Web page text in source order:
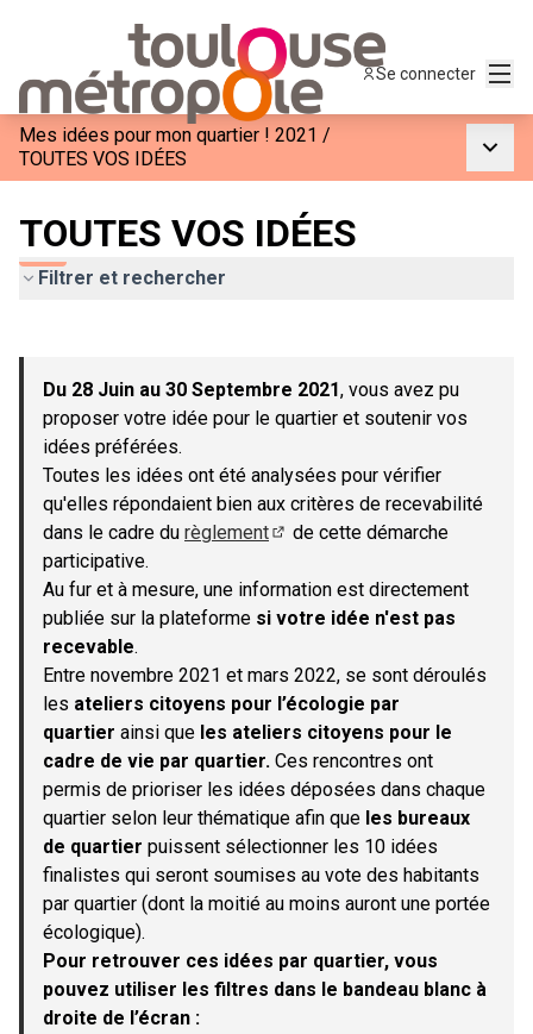
Se connecter
Mes idées pour mon quartier ! 2021 /
TOUTES VOS IDÉES
TOUTES VOS IDÉES
Filtrer et rechercher
−
Du 28 Juin au 30 Septembre 2021, vous avez pu
proposer votre idée pour le quartier et soutenir vos
idées préférées.
Toutes les idées ont été analysées pour vérifier
qu'elles répondaient bien aux critères de recevabilité
dans le cadre du règlement
de cette démarche
participative.
Au fur et à mesure, une information est directement
publiée sur la plateforme si votre idée n'est pas
recevable.
Entre novembre 2021 et mars 2022, se sont déroulés
les ateliers citoyens pour l’écologie par
quartier ainsi que les ateliers citoyens pour le
cadre de vie par quartier. Ces rencontres ont
permis de prioriser les idées déposées dans chaque
quartier selon leur thématique afin que les bureaux
de quartier puissent sélectionner les 10 idées
finalistes qui seront soumises au vote des habitants
par quartier (dont la moitié au moins auront une portée
écologique).
Pour retrouver ces idées par quartier, vous
pouvez utiliser les filtres dans le bandeau blanc à
droite de l’écran :